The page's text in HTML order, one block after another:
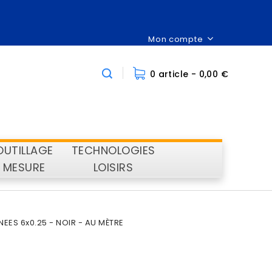
Mon compte
0 article - 0,00 €
MESURE
TECHNOLOGIES
LOISIRS
6x0.25 - NOIR - AU MÈTRE